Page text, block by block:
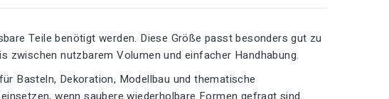
Teile benötigt werden. Diese Größe passt besonders gut zu
zwischen nutzbarem Volumen und einfacher Handhabung.
Basteln, Dekoration, Modellbau und thematische
wenn saubere wiederholbare Formen gefragt sind.